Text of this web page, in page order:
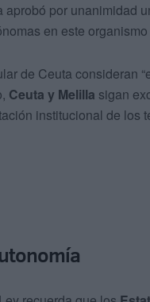
aprobó por unanimidad
en este
de Ceuta consideran
Ceuta y Melilla sigan
institucional de los